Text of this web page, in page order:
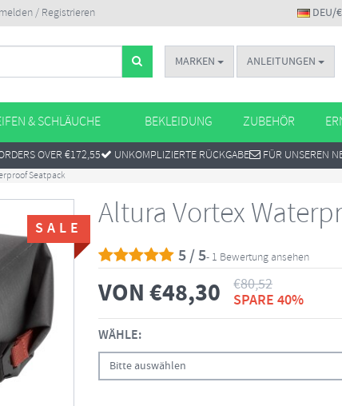
/ Registrieren DEU/
MARKEN ANLEITUNGEN
& SCHLÄUCHE BEKLEIDUNG ZUBEHÖR
OVER €172,55 UNKOMPLIZIERTE RÜCKGABE FÜR UNSEREN
Seatpack
SALE Altura Vortex
5 / 5- 1 Bewertung ansehen
VON €48,30 €80,52
SPARE 40%
WÄHLE:
Bitte auswählen